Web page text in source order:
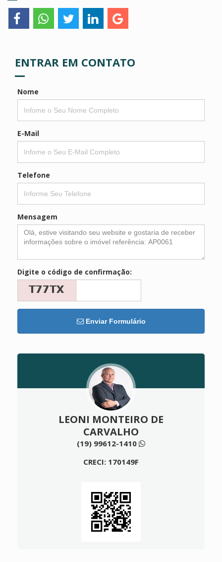
ENTRAR EM CONTATO
Nome
E-Mail
Telefone
Mensagem
Digite o código de confirmação:
Enviar Formulário
LEONI MONTEIRO DE
CARVALHO
(19) 99612-1410
CRECI: 170149F